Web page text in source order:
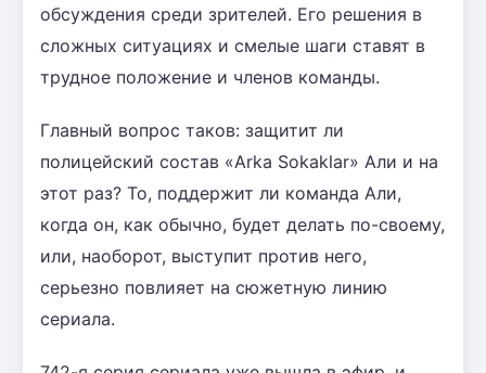
обсуждения среди зрителей. Его решения в
сложных ситуациях и смелые шаги ставят в
трудное положение и членов команды.
Главный вопрос таков: защитит ли
полицейский состав «Arka Sokaklar» Али и на
этот раз? То, поддержит ли команда Али,
когда он, как обычно, будет делать по-своему,
или, наоборот, выступит против него,
серьезно повлияет на сюжетную линию
сериала.